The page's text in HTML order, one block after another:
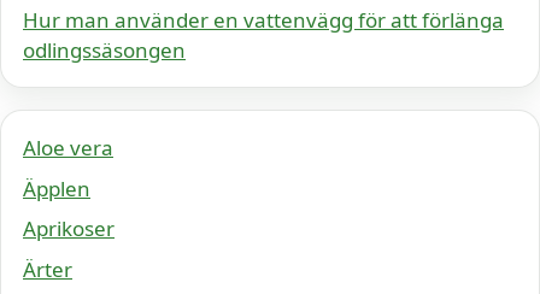
Hur man använder en vattenvägg för att förlänga
odlingssäsongen
Aloe vera
Äpplen
Aprikoser
Ärter